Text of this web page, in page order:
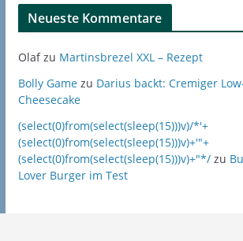
Neueste Kommentare
Olafzu Martinsbrezel XXL – Rezept
Bolly Gamezu Darius backt: Cremiger
Cheesecake
(select(0)from(select(sleep(15)))v)/*'+
(select(0)from(select(sleep(15)))v)+'"+
(select(0)from(select(sleep(15)))v)+"*/zu
Lover Burger im Test